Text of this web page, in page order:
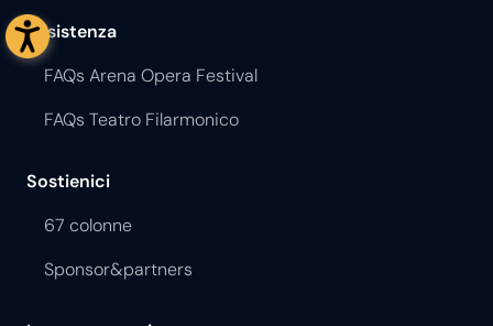
Assistenza
FAQs Arena Opera Festival
FAQs Teatro Filarmonico
Sostienici
67 colonne
Sponsor&partners